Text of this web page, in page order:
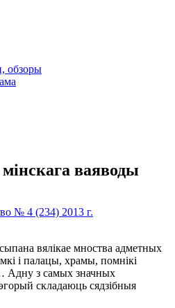
обзоры
ваяводы
№ 4 (234) 2013 г.
вялікае мноства адметных
і палацы, храмы, помнікі
Адну з самых значных
складаюць сядзібныя